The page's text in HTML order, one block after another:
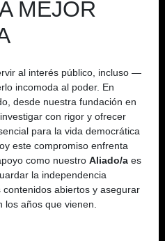
MEJOR
al interés público, incluso —
incomoda al poder. En
desde nuestra fundación en
con rigor y ofrecer
para la vida democrática
este compromiso enfrenta
como nuestro Aliado/a es
la independencia
abiertos y asegurar
años que vienen.